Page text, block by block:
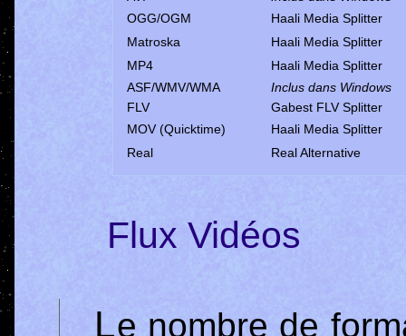
OGG/OGM
Haali Media Splitter
Matroska
Haali Media Splitter
MP4
Haali Media Splitter
ASF/WMV/WMA
Inclus dans Windows
FLV
Gabest FLV Splitter
MOV (Quicktime)
Haali Media Splitter
Real
Real Alternative
Flux Vidéos
Le nombre de formats de compression vidéo,